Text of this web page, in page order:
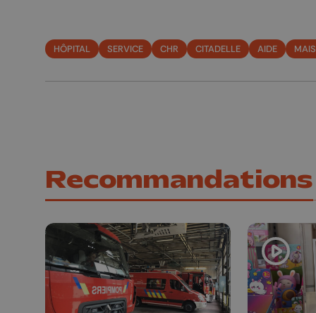
HÔPITAL SERVICE CHR CITADELLE AIDE
Recommandations